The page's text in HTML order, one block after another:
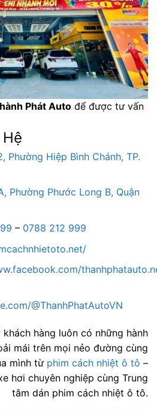
Phát Auto để được tư vấn
Phường Hiệp Bình Chánh, TP.
Phường Phước Long B, Quận
– 0788 212 999
@ThanhPhatAutoVN
khách hàng luôn có những hành
mái trên mọi nẻo đường cùng
mình từ phim cách nhiệt ô tô –
hơi chuyên nghiệp cùng Trung
tâm dán phim cách nhiệt ô tô.